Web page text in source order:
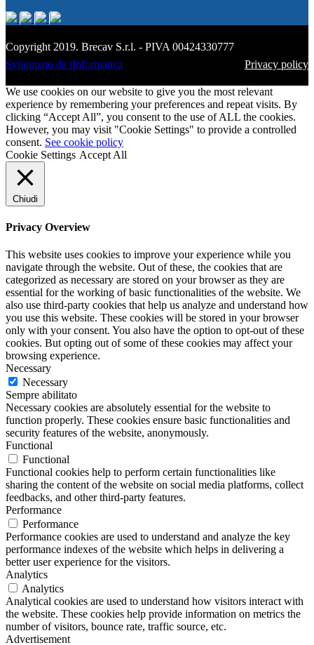
Copyright 2019. Brecav S.r.l. - PIVA 00424330777
Sviluppato da iInformatica
Privacy policy
We use cookies on our website to give you the most relevant
experience by remembering your preferences and repeat visits. By
clicking “Accept All”, you consent to the use of ALL the cookies.
However, you may visit "Cookie Settings" to provide a controlled
consent. See cookie policy
Cookie Settings Accept All
Chiudi
Privacy Overview
This website uses cookies to improve your experience while you
navigate through the website. Out of these, the cookies that are
categorized as necessary are stored on your browser as they are
essential for the working of basic functionalities of the website. We
also use third-party cookies that help us analyze and understand how
you use this website. These cookies will be stored in your browser
only with your consent. You also have the option to opt-out of these
cookies. But opting out of some of these cookies may affect your
browsing experience.
Necessary
Necessary
Sempre abilitato
Necessary cookies are absolutely essential for the website to
function properly. These cookies ensure basic functionalities and
security features of the website, anonymously.
Functional
Functional
Functional cookies help to perform certain functionalities like
sharing the content of the website on social media platforms, collect
feedbacks, and other third-party features.
Performance
Performance
Performance cookies are used to understand and analyze the key
performance indexes of the website which helps in delivering a
better user experience for the visitors.
Analytics
Analytics
Analytical cookies are used to understand how visitors interact with
the website. These cookies help provide information on metrics the
number of visitors, bounce rate, traffic source, etc.
Advertisement